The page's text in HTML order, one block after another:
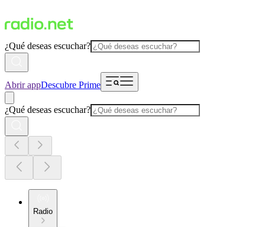
¿Qué deseas escuchar?
Abrir appDescubre Prime
¿Qué deseas escuchar?
Radio